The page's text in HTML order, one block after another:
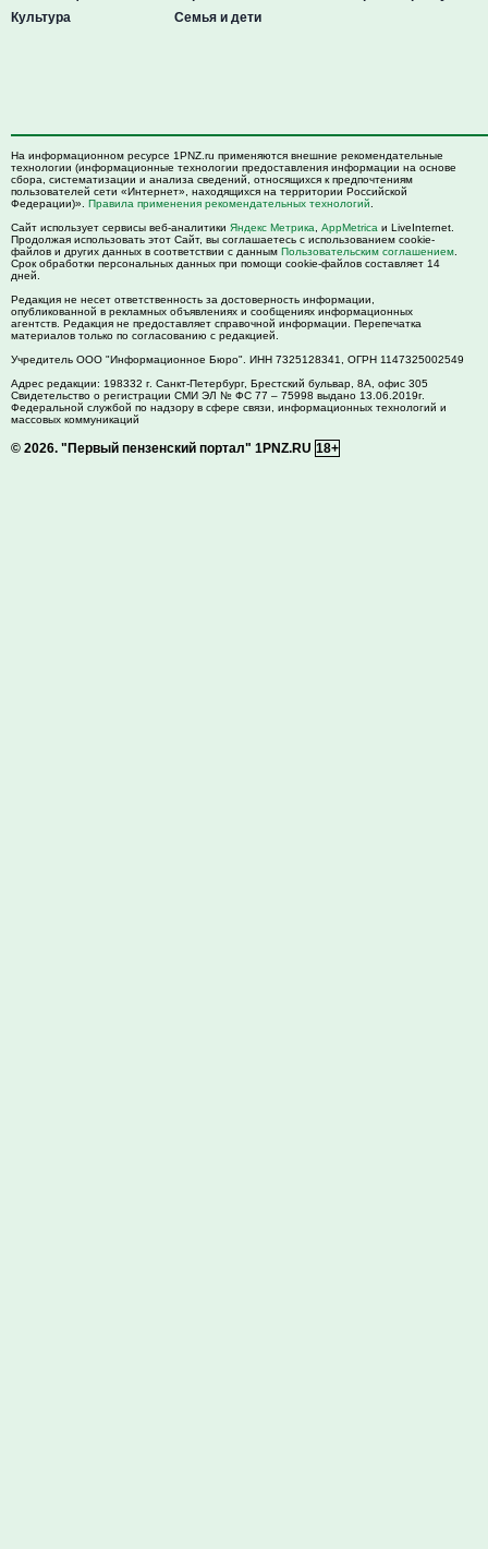
Культура
Семья и дети
На информационном ресурсе 1PNZ.ru применяются внешние рекомендательные
технологии (информационные технологии предоставления информации на основе
сбора, систематизации и анализа сведений, относящихся к предпочтениям
пользователей сети «Интернет», находящихся на территории Российской
Федерации)». Правила применения рекомендательных технологий
Сайт использует сервисы веб-аналитики Яндекс Метрика AppMetrica и LiveInternet.
Продолжая использовать этот Сайт, вы соглашаетесь с использованием cookie-
файлов и других данных в соответствии с данным Пользовательским соглашением
Срок обработки персональных данных при помощи cookie-файлов составляет 14
дней.
Редакция не несет ответственность за достоверность информации,
опубликованной в рекламных объявлениях и сообщениях информационных
агентств. Редакция не предоставляет справочной информации. Перепечатка
материалов только по согласованию с редакцией.
Учредитель ООО "Информационное Бюро". ИНН 7325128341, ОГРН 1147325002549
Адрес редакции: 198332 г. Санкт-Петербург, Брестский бульвар, 8А, офис 305
Свидетельство о регистрации СМИ ЭЛ № ФС 77 – 75998 выдано 13.06.2019г.
Федеральной службой по надзору в сфере связи, информационных технологий и
массовых коммуникаций
© 2026. "Первый пензенский портал" 1PNZ.RU 18+